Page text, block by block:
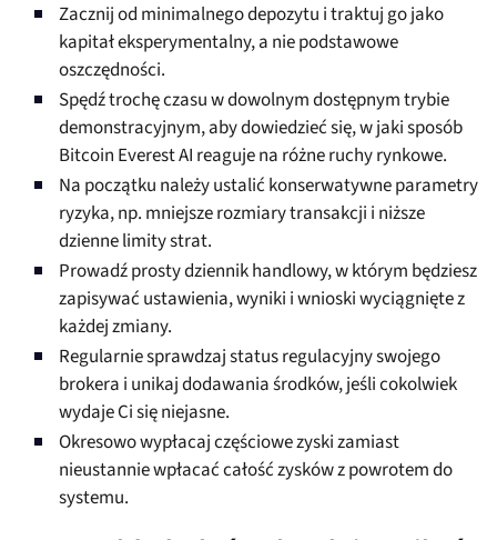
Zacznij od minimalnego depozytu i traktuj go jako
kapitał eksperymentalny, a nie podstawowe
oszczędności.
Spędź trochę czasu w dowolnym dostępnym trybie
demonstracyjnym, aby dowiedzieć się, w jaki sposób
Bitcoin Everest AI reaguje na różne ruchy rynkowe.
Na początku należy ustalić konserwatywne parametry
ryzyka, np. mniejsze rozmiary transakcji i niższe
dzienne limity strat.
Prowadź prosty dziennik handlowy, w którym będziesz
zapisywać ustawienia, wyniki i wnioski wyciągnięte z
każdej zmiany.
Regularnie sprawdzaj status regulacyjny swojego
brokera i unikaj dodawania środków, jeśli cokolwiek
wydaje Ci się niejasne.
Okresowo wypłacaj częściowe zyski zamiast
nieustannie wpłacać całość zysków z powrotem do
systemu.